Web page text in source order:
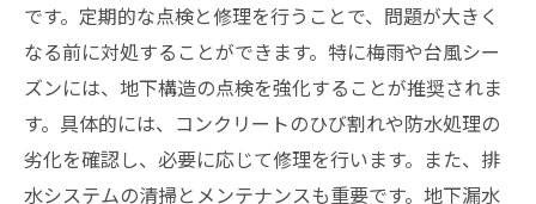
です。定期的な点検と修理を行うことで、問題が大きく
なる前に対処することができます。特に梅雨や台風シー
ズンには、地下構造の点検を強化することが推奨されま
す。具体的には、コンクリートのひび割れや防水処理の
劣化を確認し、必要に応じて修理を行います。また、排
水システムの清掃とメンテナンスも重要です。地下漏水